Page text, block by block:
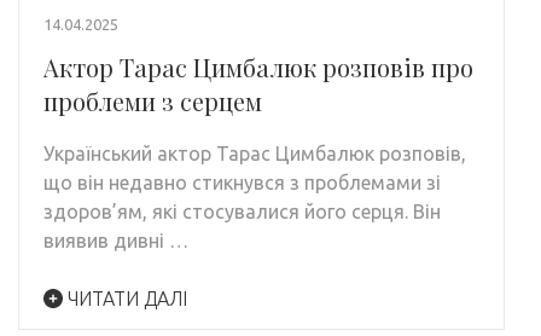
14.04.2025
Актор Тарас Цимбалюк розповів про
проблеми з серцем
Український актор Тарас Цимбалюк розповів,
що він недавно стикнувся з проблемами зі
здоров’ям, які стосувалися його серця. Він
виявив дивні …
ЧИТАТИ ДАЛІ